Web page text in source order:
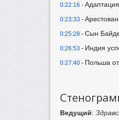
0:22:16 -
0:23:33 -
0:25:28 - Сын
0:26:53 - Индия
0:27:40 - Польша
Ведущий: